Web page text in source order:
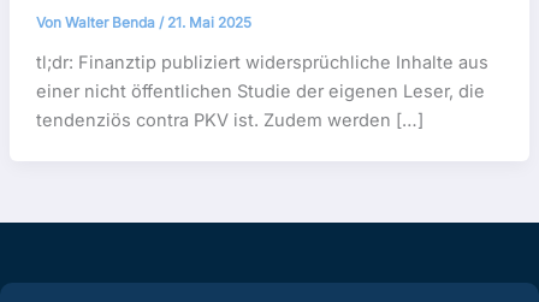
Von Walter Benda / 21. Mai 2025
tl;dr: Finanztip publiziert widersprüchliche Inhalte aus
einer nicht öffentlichen Studie der eigenen Leser, die
tendenziös contra PKV ist. Zudem werden […]